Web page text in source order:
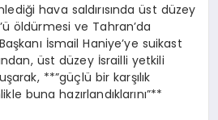
hava saldırısında üst düzey
öldürmesi ve Tahran’da
İsmail Haniye’ye suikast
üst düzey İsrailli yetkili
**”güçlü bir karşılık
buna hazırlandıklarını”**